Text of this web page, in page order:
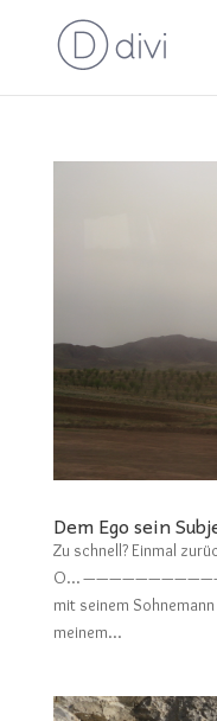
Dem Ego sein
Zu schnell? Einmal
O…
mit seinem
meinem...